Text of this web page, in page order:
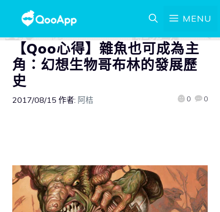
MENU
【Qoo心得】雜魚也可成為主
角：幻想生物哥布林的發展歷
史
2017/08/15 作者: 阿桔 0 0